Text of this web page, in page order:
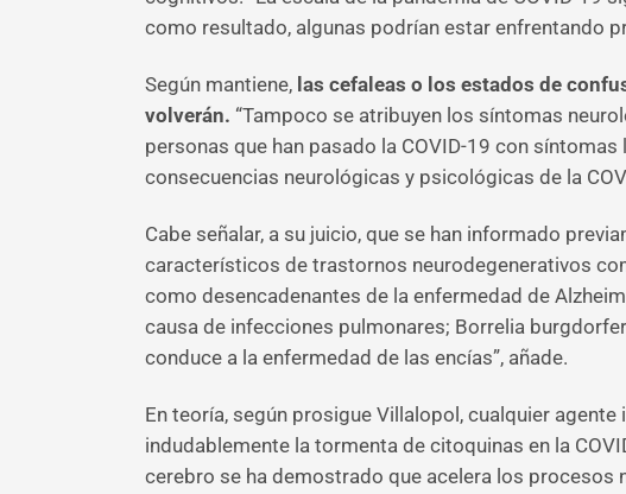
como resultado, algunas podrían estar enfrentando
Según mantiene, las cefaleas o los estados de
volverán. “Tampoco se atribuyen los síntomas
personas que han pasado la COVID-19 con
consecuencias neurológicas y psicológicas de la
Cabe señalar, a su juicio, que se han informado
característicos de trastornos neurodegenerativos
como desencadenantes de la enfermedad de
causa de infecciones pulmonares; Borrelia
conduce a la enfermedad de las encías”, añade.
En teoría, según prosigue Villalopol, cualquier
indudablemente la tormenta de citoquinas en la
cerebro se ha demostrado que acelera los procesos